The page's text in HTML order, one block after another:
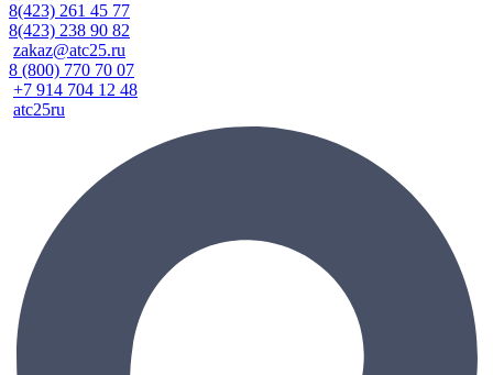
8(423) 261 45 77
8(423) 238 90 82
zakaz@atc25.ru
8 (800) 770 70 07
+7 914 704 12 48
atc25ru